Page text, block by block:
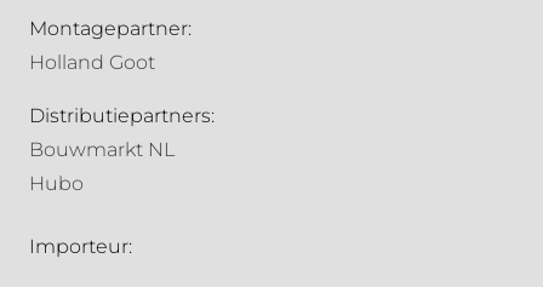
Montagepartner:
Holland Goot
Distributiepartners:
Bouwmarkt NL
Hubo
Importeur: